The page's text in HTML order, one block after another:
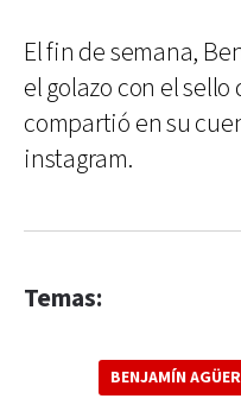
El fin de semana,
el golazo con el sello
compartió en su
instagram.
Temas:
BENJAMÍN